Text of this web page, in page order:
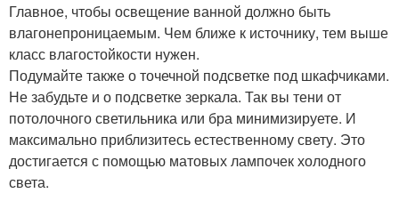
Главное, чтобы освещение ванной должно быть
влагонепроницаемым. Чем ближе к источнику, тем выше
класс влагостойкости нужен.
Подумайте также о точечной подсветке под шкафчиками.
Не забудьте и о подсветке зеркала. Так вы тени от
потолочного светильника или бра минимизируете. И
максимально приблизитесь естественному свету. Это
достигается с помощью матовых лампочек холодного
света.